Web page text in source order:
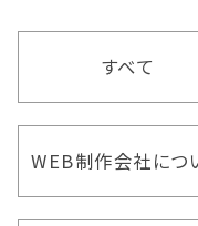
すべて
WEB制作会社につ